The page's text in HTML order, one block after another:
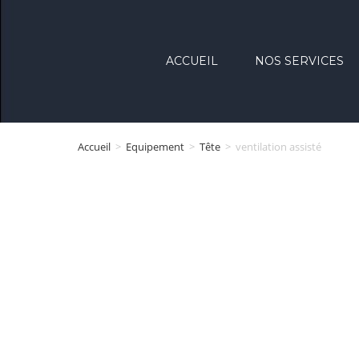
ACCUEIL NOS SERVICES
Accueil > Equipement > Tête > ventilation assisté